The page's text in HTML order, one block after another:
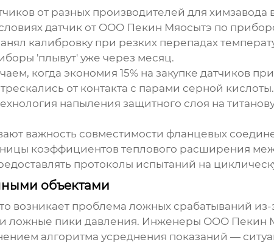
от разных производителей для
датчик от ООО Пекин Мяосытэ по
калибровку при резких перепадах
'плывут' уже через месяц.
когда экономия 15% на закупке датчиков
от контакта с парами серной
напыления защитного слоя на
важность совместимости фланцевых
коэффициентов теплового расширения
протоколы испытаний на
объектами
возникает проблема ложных срабатываний
ложные пики давления. Инженеры ООО
алгоритма усреднения показаний —